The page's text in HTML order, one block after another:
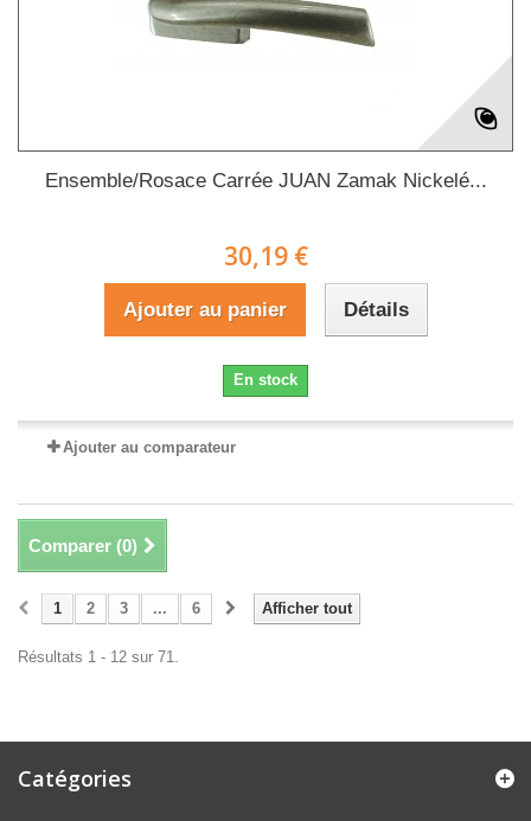
Ensemble/Rosace Carrée JUAN Zamak Nickelé...
30,19 €
Ajouter au panier Détails
En stock
Ajouter au comparateur
Comparer (0)
Afficher tout
1 2 3 ... 6
Résultats 1 - 12 sur 71.
Catégories